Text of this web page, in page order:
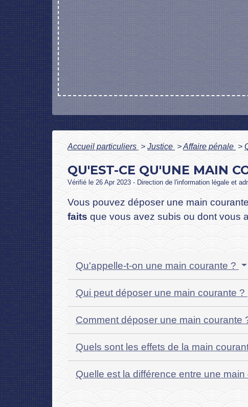
Accueil particuliers > Justice >Affaire pénale >
QU'EST-CE QU'UNE MAIN
Vérifié le 26 Apr 2023 - Direction de l'information légale et
Vous pouvez déposer une main
faits que vous avez subis ou dont vous
Qu'appelle-t-on une main courante ?
Qui peut déposer une main courante ?
Comment déposer une main courante
Quels sont les effets de la main
Quelle est la différence entre une